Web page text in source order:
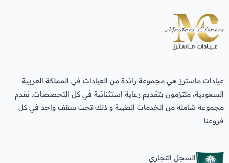
عيادات ماسترز هي مجموعة رائدة من العيادات في المملكة العربية
السعودية، ملتزمون بتقديم رعاية استثنائية في كل التخصصات. نقدم
مجموعة شاملة من الخدمات الطبية و ذلك تحت سقف واحد في كل
فروعنا
السجل التجاري